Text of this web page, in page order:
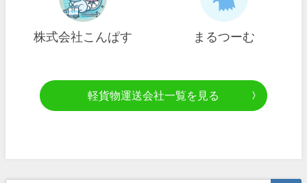
株式会社こんぱす まるつーむ
軽貨物運送会社一覧を見る